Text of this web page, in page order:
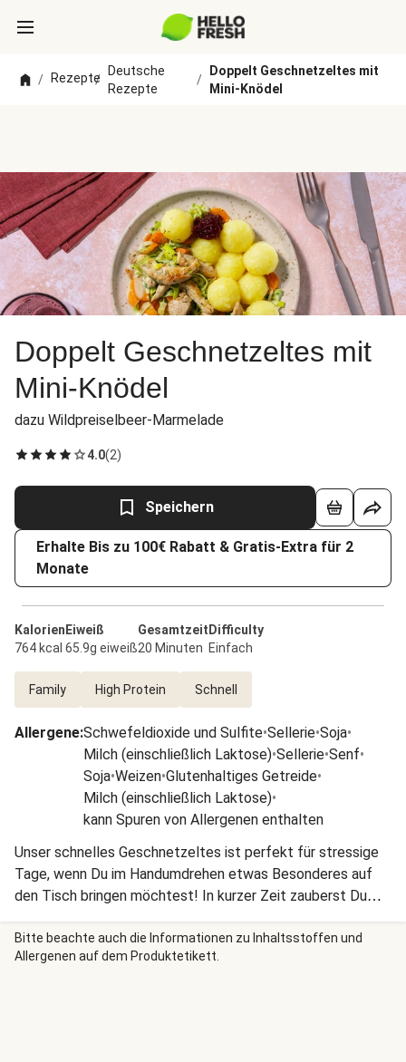
/ Rezepte
/
Deutsche
Rezepte
/
Doppelt Geschnetzeltes mit
Mini-Knödel
Doppelt Geschnetzeltes mit
Mini-Knödel
dazu Wildpreiselbeer-Marmelade
4.0(2)
Speichern
Erhalte Bis zu 100€ Rabatt & Gratis-Extra für 2
Monate
Kalorien
764 kcal
Eiweiß
65.9g eiweiß
Gesamtzeit
20 Minuten
Difficulty
Einfach
Family High Protein Schnell
Allergene:Schwefeldioxide und Sulfite•Sellerie•Soja•
Milch (einschließlich Laktose)•Sellerie•Senf•
Soja•Weizen•Glutenhaltiges Getreide•
Milch (einschließlich Laktose)•
kann Spuren von Allergenen enthalten
Unser schnelles Geschnetzeltes ist perfekt für stressige
Tage, wenn Du im Handumdrehen etwas Besonderes auf
den Tisch bringen möchtest! In kurzer Zeit zauberst Du
zartes Bio-Fleisch mit buntem Gemüse und Mini-Knödeln.
Abgerundet wird das Gericht mit einer fruchtigen
Wildpreiselbeermarmelade – lass es Dir schmecken!
Bitte beachte auch die Informationen zu Inhaltsstoffen und
Allergenen auf dem Produktetikett.